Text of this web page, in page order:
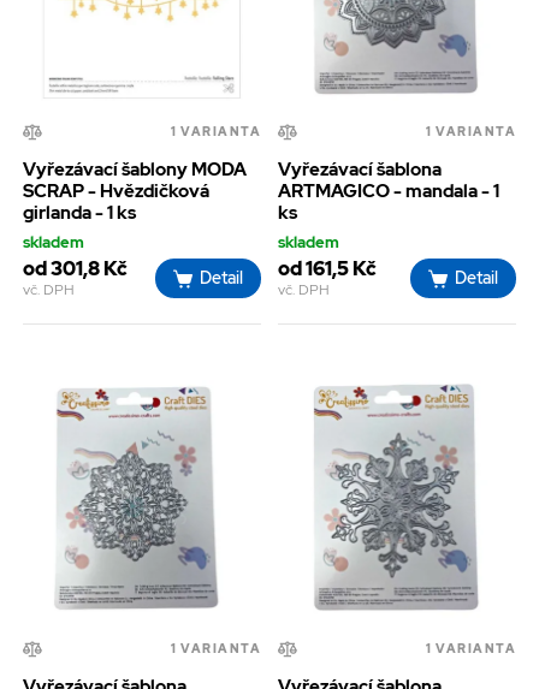
1 VARIANTA
Vyřezávací šablony MODA
SCRAP - Hvězdičková
girlanda - 1 ks
skladem
od 301,8 Kč
vč. DPH
Detail
1 VARIANTA
Vyřezávací šablona
ARTMAGICO - mandala - 1
ks
skladem
od 161,5 Kč
vč. DPH
Detail
1 VARIANTA 1 VARIANTA